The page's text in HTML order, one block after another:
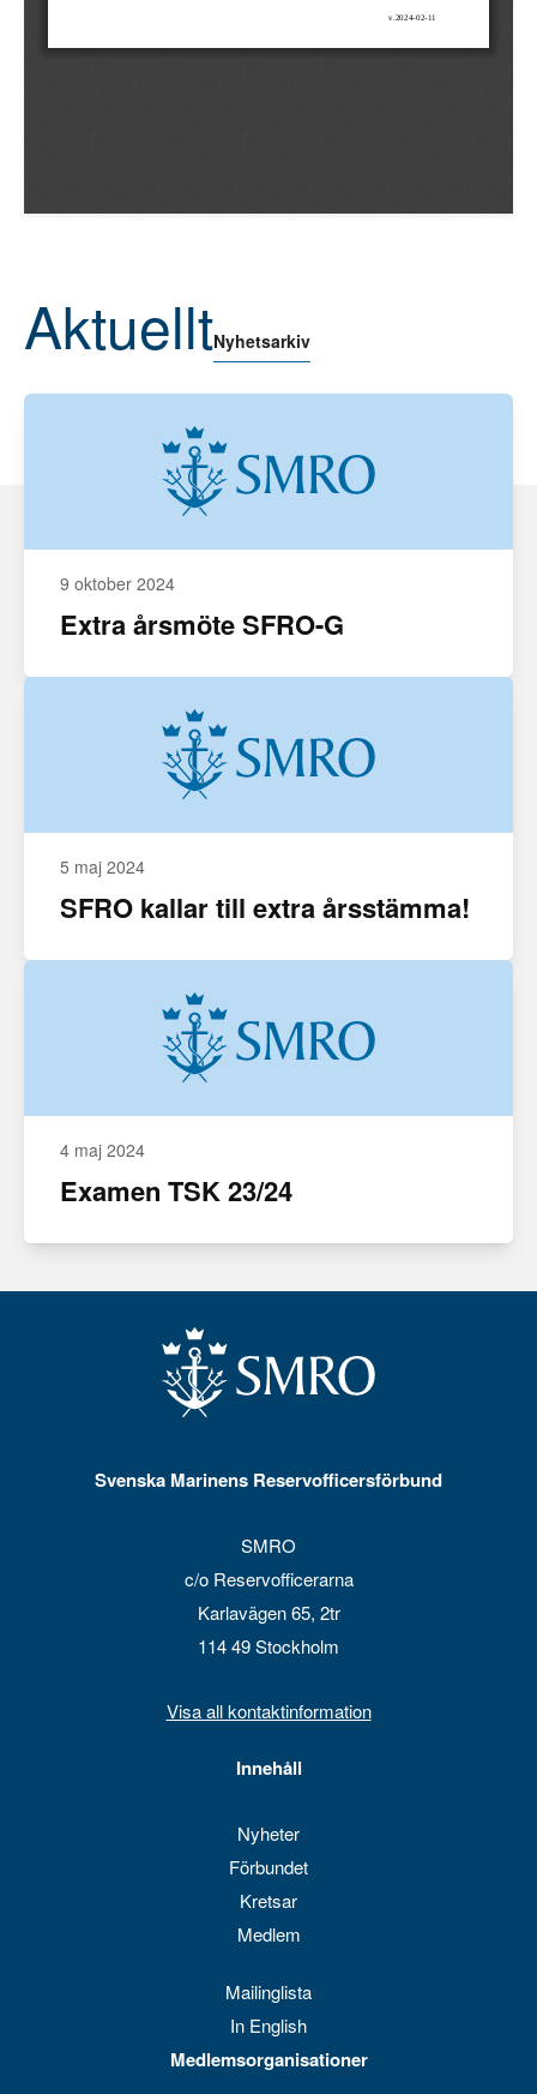
AktuelltNyhetsarkiv
9 oktober 2024
Extra årsmöte SFRO-G
5 maj 2024
SFRO kallar till extra årsstämma!
4 maj 2024
Examen TSK 23/24
Svenska Marinens Reservofficersförbund
SMRO
c/o Reservofficerarna
Karlavägen 65, 2tr
114 49 Stockholm
Visa all kontaktinformation
Innehåll
Nyheter
Förbundet
Kretsar
Medlem
Mailinglista
In English
Medlemsorganisationer